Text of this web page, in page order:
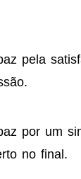
pela
por um
no final.